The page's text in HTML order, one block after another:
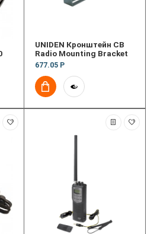
UNIDEN Кронштейн CB
Radio Mounting Bracket
677.05 Р